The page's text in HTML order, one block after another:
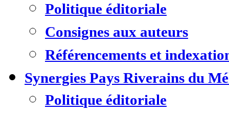
Politique éditoriale
Consignes aux auteurs
Référencements et
Synergies Pays Riverains du
Politique éditoriale